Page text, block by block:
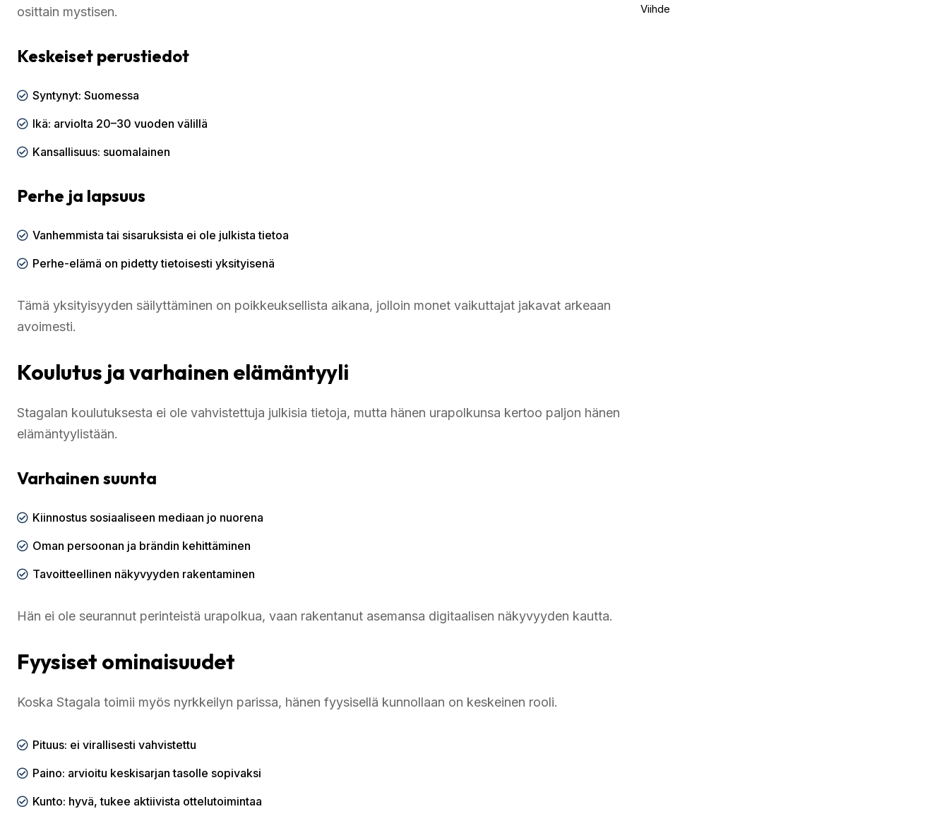
osittain mystisen.
Keskeiset perustiedot
Syntynyt: Suomessa
Ikä: arviolta 20–30 vuoden välillä
Kansallisuus: suomalainen
Perhe ja lapsuus
Vanhemmista tai sisaruksista ei ole julkista tietoa
Perhe-elämä on pidetty tietoisesti yksityisenä
Tämä yksityisyyden säilyttäminen on poikkeuksellista aikana, jolloin monet vaikuttajat jakavat arkeaan
avoimesti.
Koulutus ja varhainen elämäntyyli
Stagalan koulutuksesta ei ole vahvistettuja julkisia tietoja, mutta hänen urapolkunsa kertoo paljon hänen
elämäntyylistään.
Varhainen suunta
Kiinnostus sosiaaliseen mediaan jo nuorena
Oman persoonan ja brändin kehittäminen
Tavoitteellinen näkyvyyden rakentaminen
Hän ei ole seurannut perinteistä urapolkua, vaan rakentanut asemansa digitaalisen näkyvyyden kautta.
Fyysiset ominaisuudet
Koska Stagala toimii myös nyrkkeilyn parissa, hänen fyysisellä kunnollaan on keskeinen rooli.
Pituus: ei virallisesti vahvistettu
Paino: arvioitu keskisarjan tasolle sopivaksi
Kunto: hyvä, tukee aktiivista ottelutoimintaa
Viihde